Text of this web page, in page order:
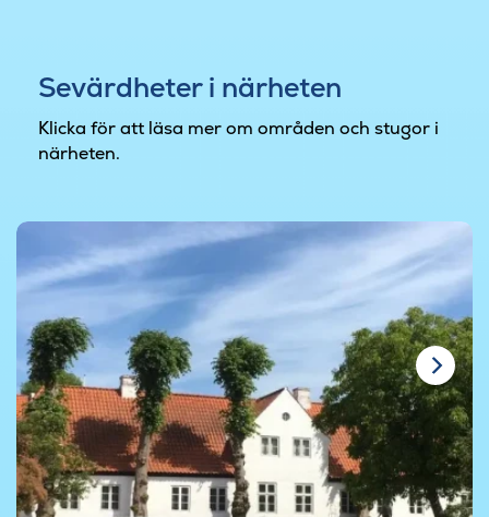
Sevärdheter i närheten
Klicka för att läsa mer om områden och stugor i
närheten.